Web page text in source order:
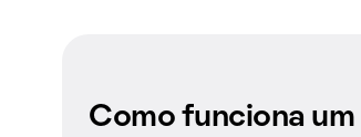
Como funciona